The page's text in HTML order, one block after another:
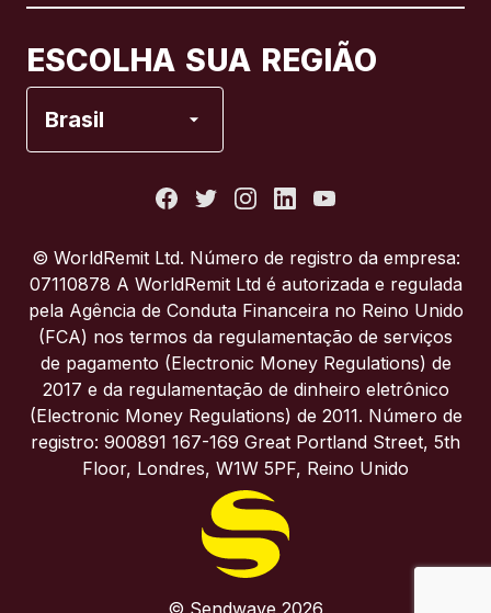
ESCOLHA SUA REGIÃO
Brasil
Itália
Portugal
Reino Unido
© WorldRemit Ltd. Número de registro da empresa:
07110878 A WorldRemit Ltd é autorizada e regulada
pela Agência de Conduta Financeira no Reino Unido
(FCA) nos termos da regulamentação de serviços
de pagamento (Electronic Money Regulations) de
2017 e da regulamentação de dinheiro eletrônico
(Electronic Money Regulations) de 2011. Número de
registro: 900891 167-169 Great Portland Street, 5th
Floor, Londres, W1W 5PF, Reino Unido